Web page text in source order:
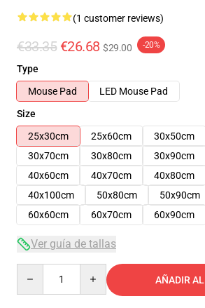
(1 customer reviews)
€33.35 €26.68 $29.00 -20%
Type
Mouse Pad
LED Mouse Pad
Size
25x30cm
25x60cm 30x50cm
30x70cm
30x80cm 30x90cm
40x60cm
40x70cm 40x80cm
40x100cm
50x80cm 50x90cm
60x60cm
60x70cm 60x90cm
Ver guía de tallas
AÑADIR